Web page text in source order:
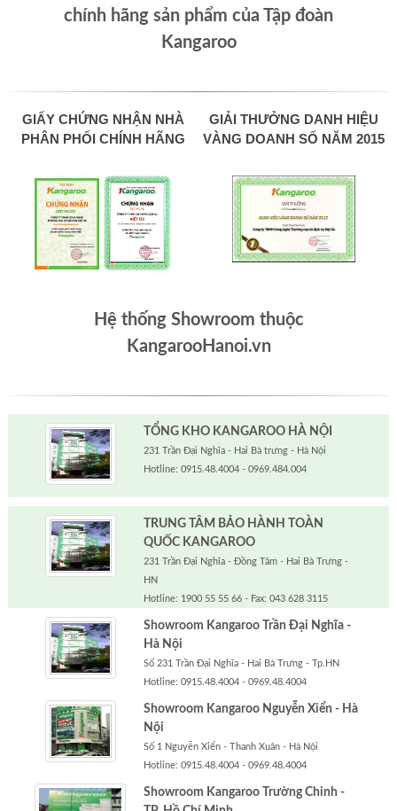
chính hãng sản phẩm của Tập đoàn
Kangaroo
GIẤY CHỨNG NHẬN NHÀ
PHÂN PHỐI CHÍNH HÃNG
GIẢI THƯỞNG DANH HIỆU
VÀNG DOANH SỐ NĂM 2015
Hệ thống Showroom thuộc
KangarooHanoi.vn
TỔNG KHO KANGAROO HÀ NỘI
231 Trần Đại Nghĩa - Hai Bà trưng - Hà Nội
Hotline: 0915.48.4004 - 0969.484.004
TRUNG TÂM BẢO HÀNH TOÀN
QUỐC KANGAROO
231 Trần Đại Nghĩa - Đồng Tâm - Hai Bà Trưng -
HN
Hotline: 1900 55 55 66 - Fax: 043 628 3115
Showroom Kangaroo Trần Đại Nghĩa -
Hà Nội
Số 231 Trần Đại Nghĩa - Hai Bà Trưng - Tp.HN
Hotline: 0915.48.4004 - 0969.48.4004
Showroom Kangaroo Nguyễn Xiển - Hà
Nội
Số 1 Nguyễn Xiển - Thanh Xuân - Hà Nội
Hotline: 0915.48.4004 - 0969.48.4004
Showroom Kangaroo Trường Chinh -